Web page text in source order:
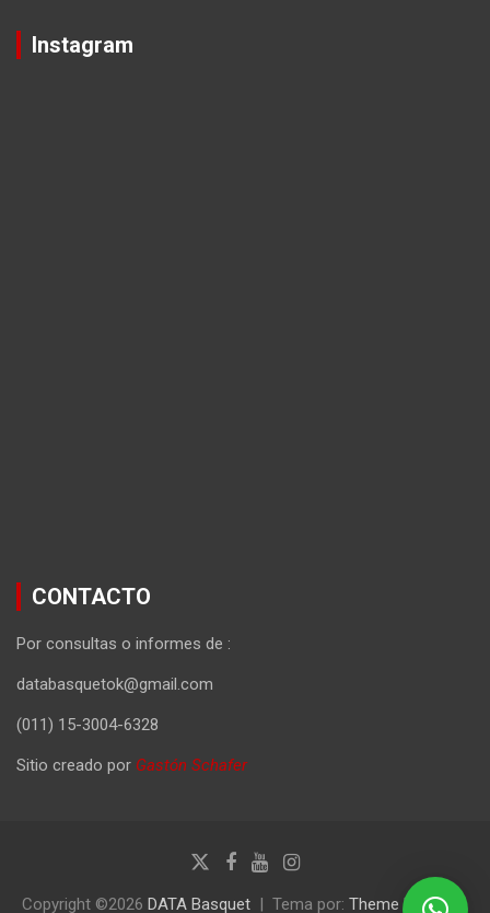
Instagram
CONTACTO
Por consultas o informes de :
databasquetok@gmail.com
(011) 15-3004-6328
Sitio creado por Gastón Schafer
Copyright ©2026 DATA Basquet Tema por: Theme Horse